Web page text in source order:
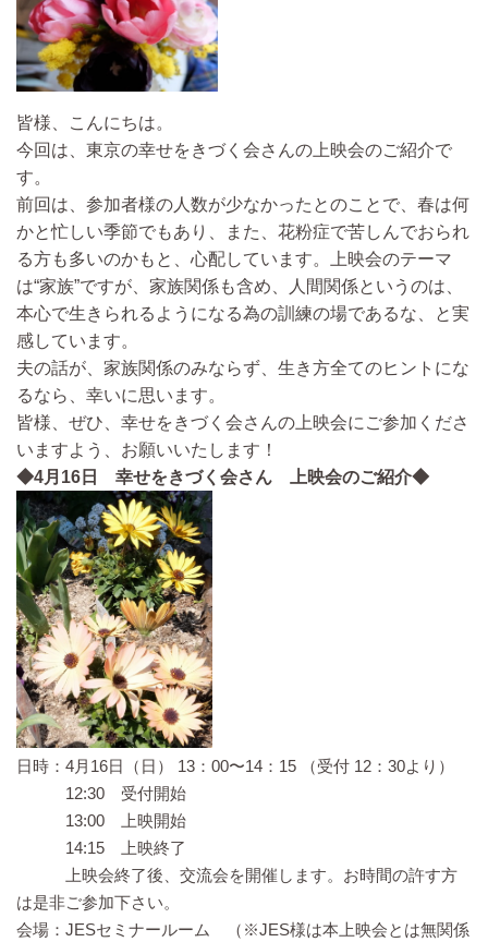
皆様、こんにちは。
今回は、東京の幸せをきづく会さんの上映会のご紹介で
す。
前回は、参加者様の人数が少なかったとのことで、春は何
かと忙しい季節でもあり、また、花粉症で苦しんでおられ
る方も多いのかもと、心配しています。上映会のテーマ
は“家族”ですが、家族関係も含め、人間関係というのは、
本心で生きられるようになる為の訓練の場であるな、と実
感しています。
夫の話が、家族関係のみならず、生き方全てのヒントにな
るなら、幸いに思います。
皆様、ぜひ、幸せをきづく会さんの上映会にご参加くださ
いますよう、お願いいたします！
◆4月16日 幸せをきづく会さん 上映会のご紹介◆
日時：4月16日（日） 13：00〜14：15 （受付 12：30より）
12:30 受付開始
13:00 上映開始
14:15 上映終了
上映会終了後、交流会を開催します。お時間の許す方
は是非ご参加下さい。
会場：JESセミナールーム （※JES様は本上映会とは無関係